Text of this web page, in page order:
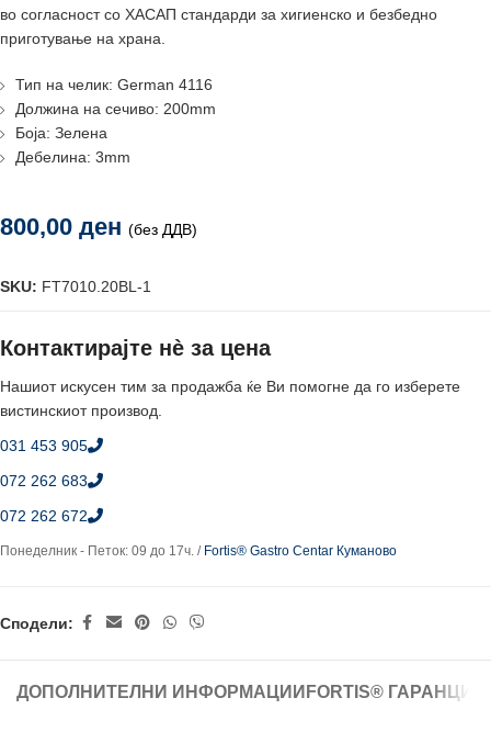
во согласност со ХАСАП стандарди за хигиенско и безбедно
приготување на храна.
Тип на челик: German 4116
Должина на сечиво: 200mm
Боја: Зелена
Дебелина: 3mm
800,00 ден (без ДДВ)
SKU: FT7010.20BL-1
Контактирајте нè за цена
Нашиот искусен тим за продажба ќе Ви помогне да го изберете
вистинскиот производ.
031 453 905
072 262 683
072 262 672
Понеделник - Петок: 09 до 17ч. / Fortis® Gastro Centar Куманово
Сподели:
ДОПОЛНИТЕЛНИ ИНФОРМАЦИИ FORTIS®